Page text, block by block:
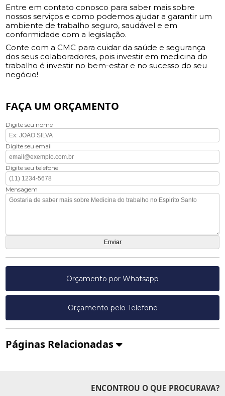
Entre em contato conosco para saber mais sobre
nossos serviços e como podemos ajudar a garantir um
ambiente de trabalho seguro, saudável e em
conformidade com a legislação.
Conte com a CMC para cuidar da saúde e segurança
dos seus colaboradores, pois investir em medicina do
trabalho é investir no bem-estar e no sucesso do seu
negócio!
FAÇA UM ORÇAMENTO
Digite seu nome
Digite seu email
Digite seu telefone
Mensagem
Orçamento por Whatsapp
Orçamento pelo Telefone
Páginas Relacionadas
ENCONTROU O QUE PROCURAVA?